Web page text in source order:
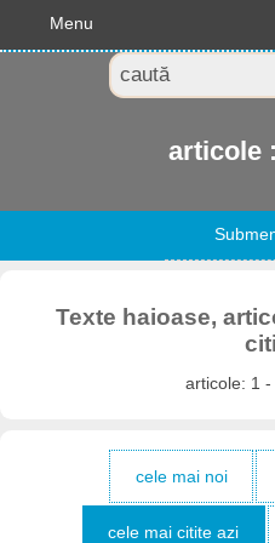
Menu
articole
Texte haioase,
articole: 1
cele mai noi
cele mai citite azi